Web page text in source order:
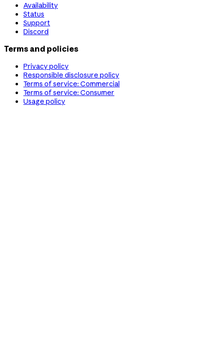
Availability
Status
Support
Discord
Terms and policies
Privacy policy
Responsible disclosure policy
Terms of service: Commercial
Terms of service: Consumer
Usage policy